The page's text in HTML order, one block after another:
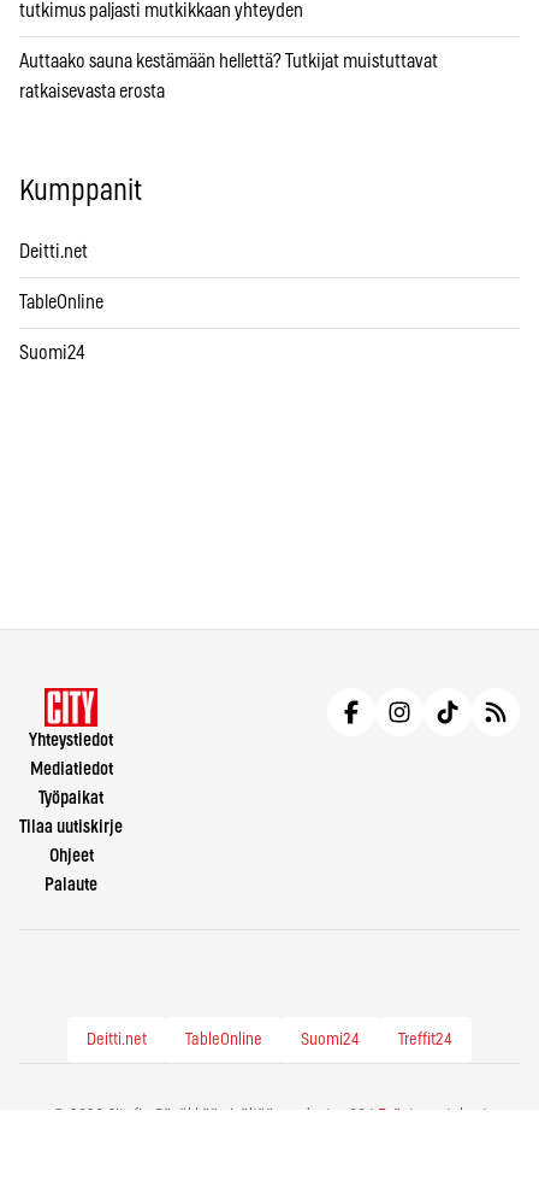
tutkimus paljasti mutkikkaan yhteyden
Auttaako sauna kestämään hellettä? Tutkijat muistuttavat
ratkaisevasta erosta
Kumppanit
Deitti.net
TableOnline
Suomi24
Yhteystiedot
Mediatiedot
Työpaikat
Tilaa uutiskirje
Ohjeet
Palaute
Deitti.net TableOnline Suomi24 Treffit24